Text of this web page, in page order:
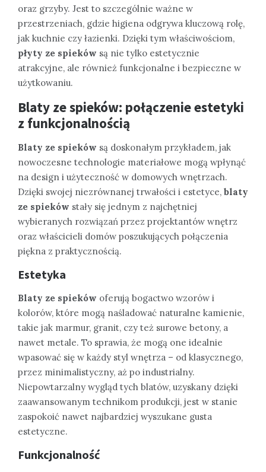
oraz grzyby. Jest to szczególnie ważne w
przestrzeniach, gdzie higiena odgrywa kluczową rolę,
jak kuchnie czy łazienki. Dzięki tym właściwościom,
płyty ze spieków są nie tylko estetycznie
atrakcyjne, ale również funkcjonalne i bezpieczne w
użytkowaniu.
Blaty ze spieków: połączenie estetyki
z funkcjonalnością
Blaty ze spieków są doskonałym przykładem, jak
nowoczesne technologie materiałowe mogą wpłynąć
na design i użyteczność w domowych wnętrzach.
Dzięki swojej niezrównanej trwałości i estetyce, blaty
ze spieków stały się jednym z najchętniej
wybieranych rozwiązań przez projektantów wnętrz
oraz właścicieli domów poszukujących połączenia
piękna z praktycznością.
Estetyka
Blaty ze spieków oferują bogactwo wzorów i
kolorów, które mogą naśladować naturalne kamienie,
takie jak marmur, granit, czy też surowe betony, a
nawet metale. To sprawia, że mogą one idealnie
wpasować się w każdy styl wnętrza – od klasycznego,
przez minimalistyczny, aż po industrialny.
Niepowtarzalny wygląd tych blatów, uzyskany dzięki
zaawansowanym technikom produkcji, jest w stanie
zaspokoić nawet najbardziej wyszukane gusta
estetyczne.
Funkcjonalność